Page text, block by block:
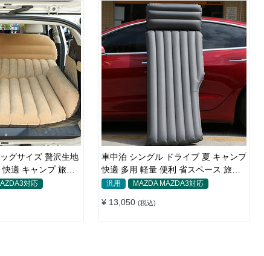
グサイズ 贅沢生地
適 キャンプ 旅行
ッド対応
車中泊 シングル ドライブ 夏 キャンプ
快適 多用 軽量 便利 省スペース 旅行
エアーベッド
汎用 MAZDA MAZDA3対応
¥ 13,050 (税込)